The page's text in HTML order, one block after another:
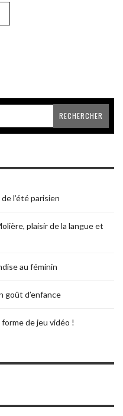
l’été parisien
plaisir de la langue et
au féminin
goût d’enfance
de jeu vidéo !